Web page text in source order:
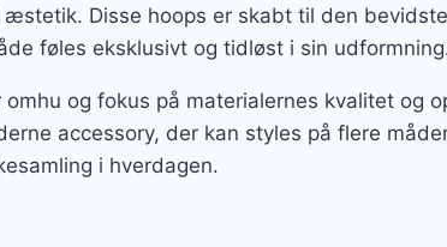
Disse hoops er skabt til den
føles eksklusivt og tidløst i sin
og fokus på materialernes kvalitet og
accessory, der kan styles på flere
i hverdagen.